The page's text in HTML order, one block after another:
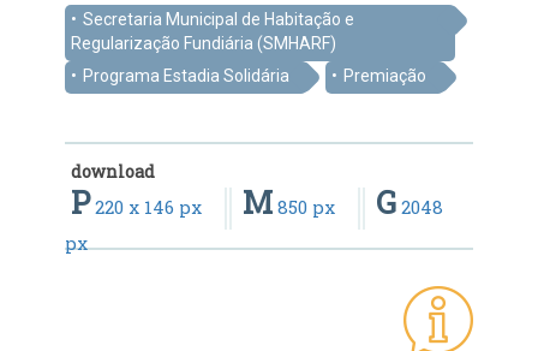
Secretaria Municipal de Habitação e
Regularização Fundiária (SMHARF)
Programa Estadia Solidária
Premiação
download
P220 x 146 px M 850 px G 2048
px